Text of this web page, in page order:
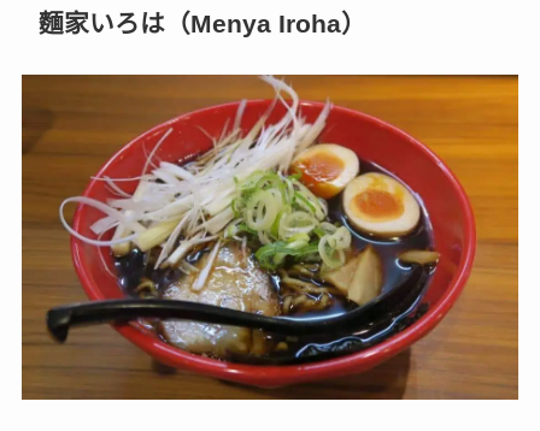
麵家いろは（Menya Iroha）